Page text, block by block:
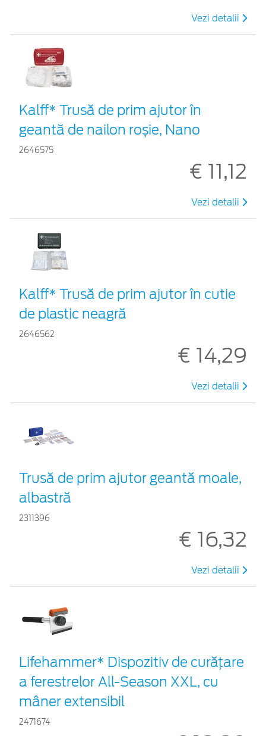
Vezi detalii
Kalff* Trusă de prim ajutor în
geantă de nailon roșie, Nano
2646575
€ 11,12
Vezi detalii
Kalff* Trusă de prim ajutor în cutie
de plastic neagră
2646562
€ 14,29
Vezi detalii
Trusă de prim ajutor geantă moale,
albastră
2311396
€ 16,32
Vezi detalii
Lifehammer* Dispozitiv de curățare
a ferestrelor All-Season XXL, cu
mâner extensibil
2471674